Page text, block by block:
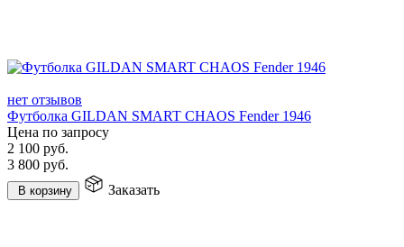
нет отзывов
Футболка GILDAN SMART CHAOS Fender 1946
Цена по запросу
2 100 руб.
3 800 руб.
В корзину Заказать